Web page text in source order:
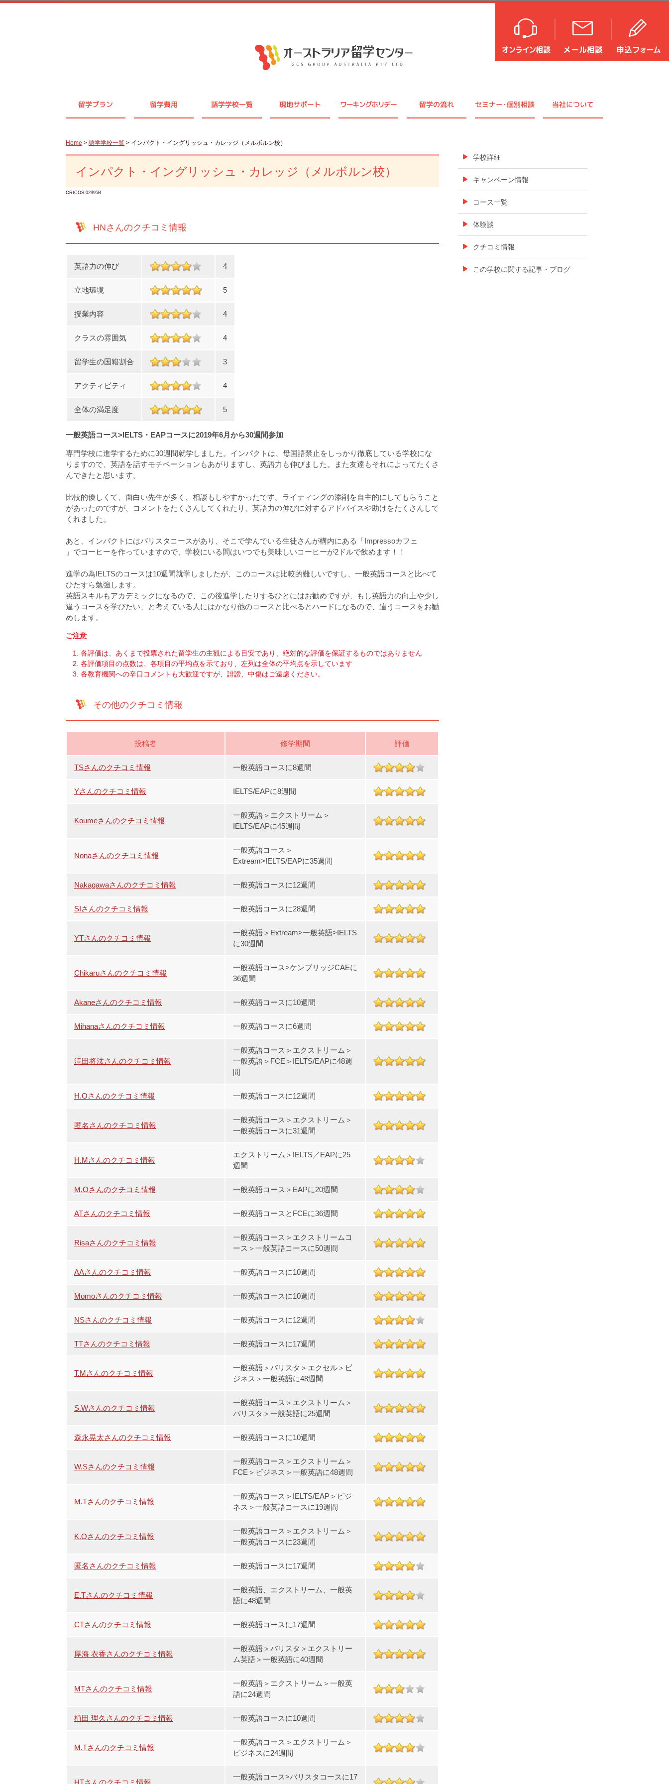
留学プラン 留学費用 語学学校一覧 現地サポート ワーキングホリデー 留学の流れ セミナー・個別相談 当社について
Home > 語学学校一覧 > インパクト・イングリッシュ・カレッジ（メルボルン校）
インパクト・イングリッシュ・カレッジ（メルボルン校）
CRICOS:02995B
HNさんのクチコミ情報
英語力の伸び 4
立地環境 5
授業内容 4
クラスの雰囲気 4
留学生の国籍割合 3
アクティビティ 4
全体の満足度 5
一般英語コース>IELTS・EAPコースに2019年6月から30週間参加
専門学校に進学するために30週間就学しました。インパクトは、母国語禁止をしっかり徹底している学校にな
りますので、英語を話すモチベーションもあがりますし、英語力も伸びました。また友達もそれによってたくさ
んできたと思います。
比較的優しくて、面白い先生が多く、相談もしやすかったです。ライティングの添削を自主的にしてもらうこと
があったのですが、コメントをたくさんしてくれたり、英語力の伸びに対するアドバイスや助けをたくさんして
くれました。
あと、インパクトにはバリスタコースがあり、そこで学んでいる生徒さんが構内にある「Impressoカフェ
」でコーヒーを作っていますので、学校にいる間はいつでも美味しいコーヒーが2ドルで飲めます！！
進学の為IELTSのコースは10週間就学しましたが、このコースは比較的難しいですし、一般英語コースと比べて
ひたすら勉強します。
英語スキルもアカデミックになるので、この後進学したりするひとにはお勧めですが、もし英語力の向上や少し
違うコースを学びたい、と考えている人にはかなり他のコースと比べるとハードになるので、違うコースをお勧
めします。
ご注意
各評価は、あくまで投票された留学生の主観による目安であり、絶対的な評価を保証するものではありません
各評価項目の点数は、各項目の平均点を示ており、左列は全体の平均点を示しています
各教育機関への辛口コメントも大歓迎ですが、誹謗、中傷はご遠慮ください。
その他のクチコミ情報
投稿者 修学期間 評価
TSさんのクチコミ情報 一般英語コースに8週間
Yさんのクチコミ情報 IELTS/EAPに8週間
Koumeさんのクチコミ情報
一般英語＞エクストリーム＞
IELTS/EAPに45週間
Nonaさんのクチコミ情報
一般英語コース＞
Extream>IELTS/EAPに35週間
Nakagawaさんのクチコミ情報 一般英語コースに12週間
SIさんのクチコミ情報 一般英語コースに28週間
YTさんのクチコミ情報
一般英語＞Extream>一般英語>IELTS
に30週間
Chikaruさんのクチコミ情報
一般英語コース>ケンブリッジCAEに
36週間
Akaneさんのクチコミ情報 一般英語コースに10週間
Mihanaさんのクチコミ情報 一般英語コースに6週間
澤田将汰さんのクチコミ情報
一般英語コース＞エクストリーム＞
一般英語＞FCE＞IELTS/EAPに48週
間
H.Oさんのクチコミ情報 一般英語コースに12週間
匿名さんのクチコミ情報
一般英語コース＞エクストリーム＞
一般英語コースに31週間
H.Mさんのクチコミ情報
エクストリーム＞IELTS／EAPに25
週間
M.Oさんのクチコミ情報 一般英語コース＞EAPに20週間
ATさんのクチコミ情報 一般英語コースとFCEに36週間
Risaさんのクチコミ情報
一般英語コース＞エクストリームコ
ース＞一般英語コースに50週間
AAさんのクチコミ情報 一般英語コースに10週間
Momoさんのクチコミ情報 一般英語コースに10週間
NSさんのクチコミ情報 一般英語コースに12週間
TTさんのクチコミ情報 一般英語コースに17週間
T.Mさんのクチコミ情報
一般英語＞バリスタ＞エクセル＞ビ
ジネス＞一般英語に48週間
S.Wさんのクチコミ情報
一般英語コース＞エクストリーム＞
バリスタ＞一般英語に25週間
森永晃太さんのクチコミ情報 一般英語コースに10週間
W.Sさんのクチコミ情報
一般英語コース＞エクストリーム＞
FCE＞ビジネス＞一般英語に48週間
M.Tさんのクチコミ情報
一般英語コース＞IELTS/EAP＞ビジ
ネス＞一般英語コースに19週間
K.Oさんのクチコミ情報
一般英語コース＞エクストリーム＞
一般英語コースに23週間
匿名さんのクチコミ情報 一般英語コースに17週間
E.Tさんのクチコミ情報
一般英語、エクストリーム、一般英
語に48週間
CTさんのクチコミ情報 一般英語コースに17週間
厚海 衣香さんのクチコミ情報
一般英語＞バリスタ＞エクストリー
ム英語＞一般英語に40週間
MTさんのクチコミ情報
一般英語＞エクストリーム＞一般英
語に24週間
植田 理久さんのクチコミ情報 一般英語コースに10週間
M.Tさんのクチコミ情報
一般英語コース＞エクストリーム＞
ビジネスに24週間
HTさんのクチコミ情報
一般英語コース>バリスタコースに17
学校詳細
キャンペーン情報
コース一覧
体験談
クチコミ情報
この学校に関する記事・ブログ